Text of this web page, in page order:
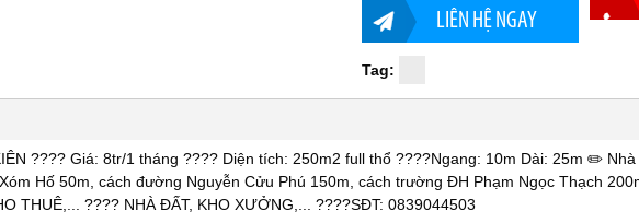
LIÊN HỆ NGAY
Tag:
???? Giá: 8tr/1 tháng ???? Diện tích: 250m2 full thổ ????Ngang: 10m Dài: 25m ✏️ Nhà
Hố 50m, cách đường Nguyễn Cửu Phú 150m, cách trường ĐH Phạm Ngọc Thạch
THUÊ,... ???? NHÀ ĐẤT, KHO XƯỞNG,... ????SĐT: 0839044503